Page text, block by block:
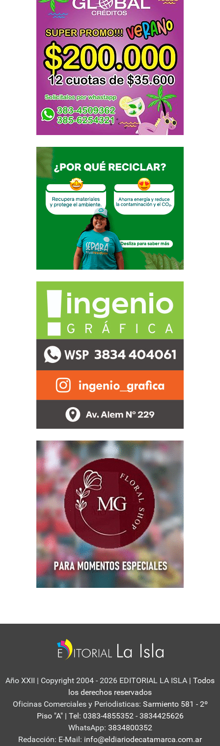
Año XXII | Copyright 2004 - 2026 EDITORIAL LA ISLA | Todos
los derechos reservados
Oficinas Comerciales y Periodisticas: Sarmiento 581 - 2º
Piso "A" | Tel: 0383-4855352 - 3834425626
WhatsApp: 3834800352
Redacción: E-Mail: info@eldiariodecatamarca.com.ar